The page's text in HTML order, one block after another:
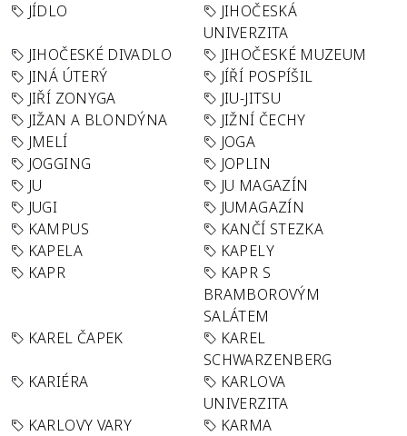
JÍDLO
JIHOČESKÁ
UNIVERZITA
JIHOČESKÉ DIVADLO
JIHOČESKÉ MUZEUM
JINÁ ÚTERÝ
JÍŘÍ POSPÍŠIL
JIŘÍ ZONYGA
JIU-JITSU
JIŽAN A BLONDÝNA
JIŽNÍ ČECHY
JMELÍ
JOGA
JOGGING
JOPLIN
JU
JU MAGAZÍN
JUGI
JUMAGAZÍN
KAMPUS
KANČÍ STEZKA
KAPELA
KAPELY
KAPR
KAPR S
BRAMBOROVÝM
SALÁTEM
KAREL ČAPEK
KAREL
SCHWARZENBERG
KARIÉRA
KARLOVA
UNIVERZITA
KARLOVY VARY
KARMA